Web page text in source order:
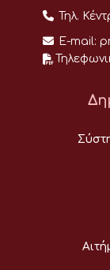
Τηλ.
E-mail: